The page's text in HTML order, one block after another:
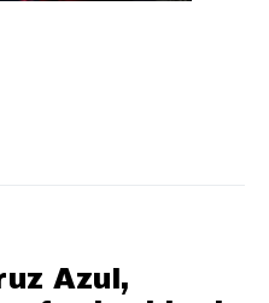
Azul,